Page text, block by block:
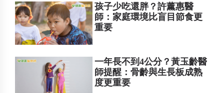
孩子少吃還胖？許薰惠醫
師：家庭環境比盲目節食更
重要
一年長不到4公分？黃玉齡醫
師提醒：骨齡與生長板成熟
度更重要